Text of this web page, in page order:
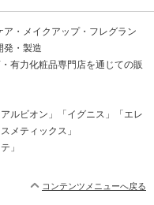
ア・メイクアップ・フレグラン
発・製造
有力化粧品専門店を通じての販
ルビオン」「イグニス」「エレ
メティックス」
」
コンテンツメニューへ戻る